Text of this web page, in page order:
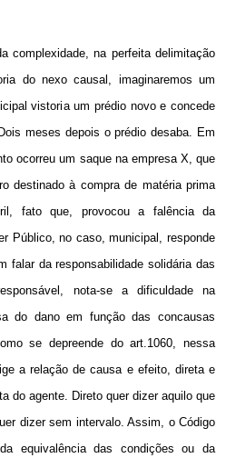
complexidade, na perfeita delimitação
do nexo causal, imaginaremos um
vistoria um prédio novo e concede
meses depois o prédio desaba. Em
ocorreu um saque na empresa X, que
destinado à compra de matéria prima
fato que, provocou a falência da
Público, no caso, municipal, responde
falar da responsabilidade solidária das
nota-se a dificuldade na
do dano em função das concausas
se depreende do art.1060, nessa
a relação de causa e efeito, direta e
do agente. Direto quer dizer aquilo que
dizer sem intervalo. Assim, o Código
equivalência das condições ou da